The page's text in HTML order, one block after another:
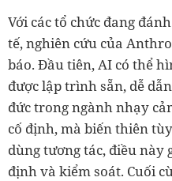
Với các tổ chức đang
tế, nghiên cứu của
báo. Đầu tiên, AI có thể
được lập trình sẵn, dễ
đức trong ngành nhạy
cố định, mà biến thiên
dùng tương tác, điều này
định và kiểm soát. Cuối